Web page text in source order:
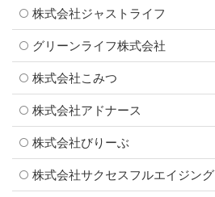
株式会社ジャストライフ
グリーンライフ株式会社
株式会社こみつ
株式会社アドナース
株式会社びりーぶ
株式会社サクセスフルエイジング